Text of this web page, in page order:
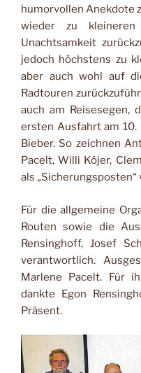
humorvollen Anekdote
wieder zu
Unachtsamkeit
jedoch höchstens zu
aber auch wohl auf
Radtouren
auch am Reisesegen,
ersten Ausfahrt am 10.
Bieber. So zeichnen
Pacelt, Willi Köjer,
als
Für die allgemeine
Routen sowie die
Rensinghoff, Josef
verantwortlich.
Marlene Pacelt. Für
dankte Egon
Präsent.